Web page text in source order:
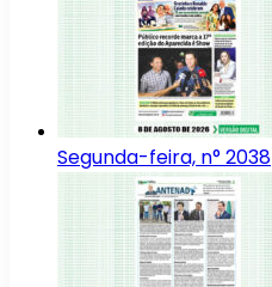
Segunda-feira, n° 2038